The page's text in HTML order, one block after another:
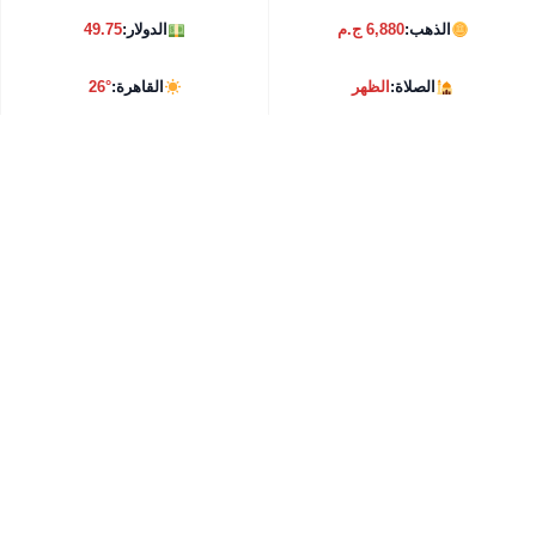
الذهب:6,880 ج.م الدولار:49.75
الصلاة:الظهر القاهرة:26°